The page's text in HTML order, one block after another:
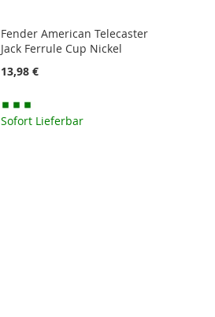
Fender American Telecaster
Jack Ferrule Cup Nickel
13,98 €
Sofort Lieferbar